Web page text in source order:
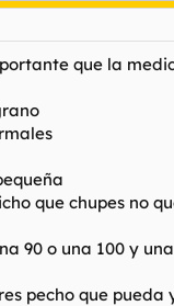
que la
que chupes no
90 o una 100 y
pecho que